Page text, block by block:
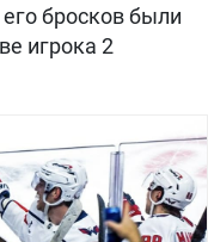
бросков были
игрока 2